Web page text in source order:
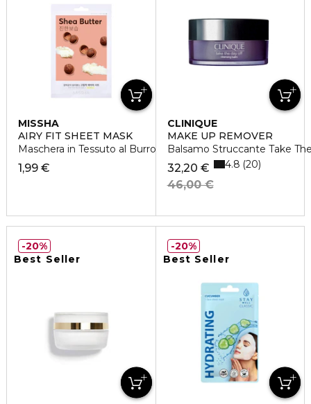
MISSHA
AIRY FIT SHEET MASK
Maschera in Tessuto al Burro di Karitè
1,99 €
CLINIQUE
MAKE UP REMOVER
Balsamo Struccante Take
32,20 €
46,00 €
4.8 20
Best Seller
20%
Best Seller
20%